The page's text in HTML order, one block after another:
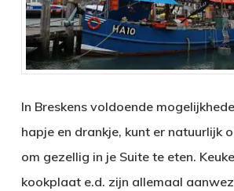
In Breskens voldoende
hapje en drankje, kunt er natuurlijk
om gezellig in je Suite te eten.
kookplaat e.d. zijn allemaal